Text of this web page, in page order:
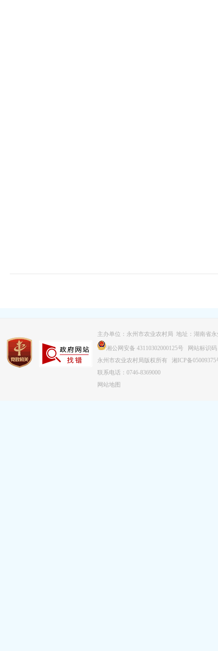
主办单位：永州市农业农村局 地址：湖南省
湘公网安备 43110302000125号 网站标识码
永州市农业农村局版权所有 湘ICP备05009375
联系电话：0746-8369000
网站地图